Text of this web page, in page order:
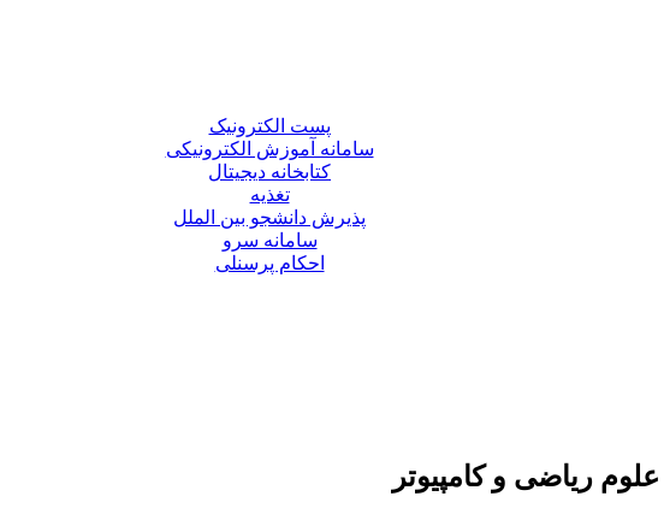
پست الکترونیک
سامانه آموزش الکترونیکی
کتابخانه دیجیتال
تغذیه
پذیرش دانشجو بین الملل
سامانه سرو
احکام پرسنلی
ریاضی و کامپیوتر